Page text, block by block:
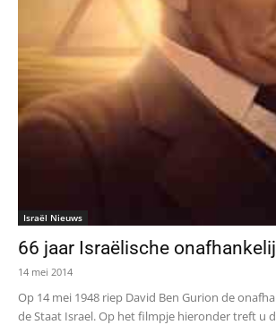
Israël Nieuws
66 jaar Israëlische
14 mei 2014
Op 14 mei 1948 riep David Ben Gurion de
de Staat Israel. Op het filmpje hieronder treft u